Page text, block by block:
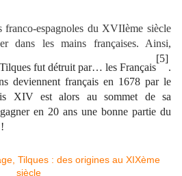
franco-espagnoles du XVIIème siècle
dans les mains françaises. Ainsi,
fut détruit par… les Français
[5]
.
deviennent français en 1678 par le
XIV est alors au sommet de sa
en 20 ans une bonne partie du